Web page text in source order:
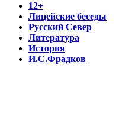
12+
Лицейские беседы
Русский Север
Литература
История
И.С.Фрадков